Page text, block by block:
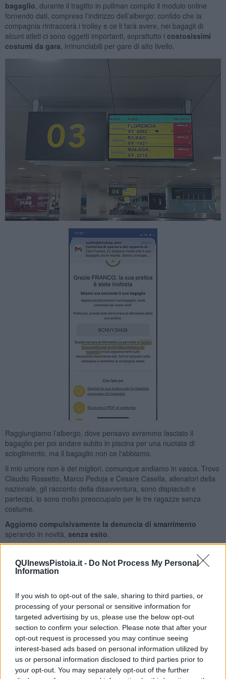
QUInewsPistoia.it - Do Not Process My Personal
Information
If you wish to opt-out of the sale, sharing to third parties, or
processing of your personal or sensitive information for
targeted advertising by us, please use the below opt-out
section to confirm your selection. Please note that after your
opt-out request is processed you may continue seeing
interest-based ads based on personal information utilized by
us or personal information disclosed to third parties prior to
your opt-out. You may separately opt-out of the further
bagaglio, durante il tragitto in pullman compilo il modulo online
fornendo dati, compreso l’indirizzo dell’albergo: confido che la
compagnia rintraccerà i trolley e ce li farà avere, nei bagagli di
alcuni atleti ci sono oggetti importanti, soprattutto i costosissimi
costumi da gara, irrinunciabili per gare di alto livello.
Raggiungiamo l’albergo, dove pensavo avremmo lasciato il
bagaglio per poi andare subito in piscina per una nuotata di
scioglimento, ma il bagaglio non ce l'abbiamo.
Il mio umore non è dei migliori, comunque andiamo in vasca. Trovo
Claudio Rossetto, Marco Pedoja e Cesare Casella, allenatori della
nazionale, gli racconto della disavventura, sono dispiaciuti e
partecipi, io sono molto preoccupato per le tre ragazze senza
costume.
Aggiorno compulsivamente la denuncia di smarrimento
sperando in novità, senza esito.
tutti, almeno questo...
Il clima nella squadra intanto è parecchio positivo, certo che la
e sportivi, e alle disavventure si reagisce alla grande.
Nulla di nuovo nemmeno la mattina dopo. Aggiorno ancora più
volte la app, niente, pare che la compagnia aerea si riservi di dare
notizieentro 72 ore…
Intanto trovo,in prestito, i costumi per le ragazze: i tecnici della
nazionale collaborano, in particolare Cesare Casella, e grazie alla
disponibilità di Lisa Angiolini, Martina Carraro ed Arianna
Castiglioni, le nostre tre ragazze rimaste prive del prezioso